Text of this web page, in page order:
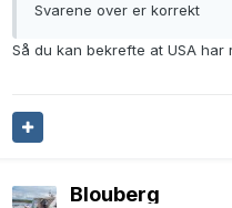
Svarene over er korrekt
Så du kan bekrefte at USA
Blouberg